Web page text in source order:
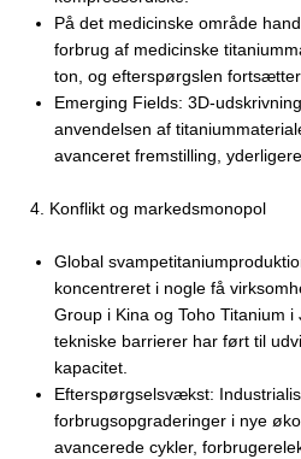
På det medicinske område
forbrug af medicinske
ton, og efterspørgslen
Emerging Fields: 3D-
anvendelsen af
avanceret fremstilling,
4. Konflikt og markedsmonopol
Global
koncentreret i nogle få
Group i Kina og Toho Titanium
tekniske barrierer har ført til
kapacitet.
Efterspørgselsvækst:
forbrugsopgraderinger i nye
avancerede cykler,